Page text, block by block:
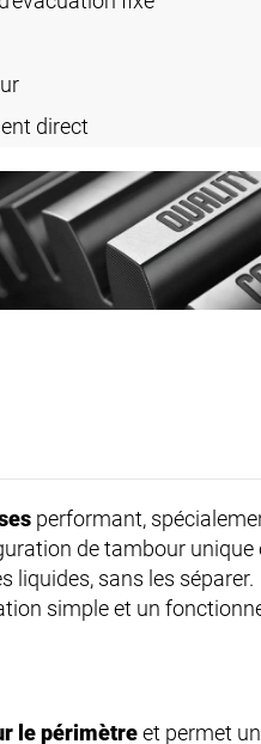
direct
performant,
de tambour unique
liquides, sans les séparer.
simple et un
le périmètreet permet